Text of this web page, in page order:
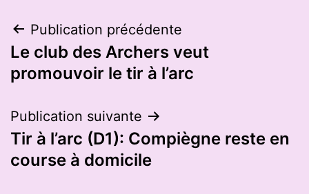
Navigation
de
Publication précédente
Le club des Archers veut
promouvoir le tir à l’arc
Publication suivante
Tir à l’arc (D1): Compiègne reste en
course à domicile